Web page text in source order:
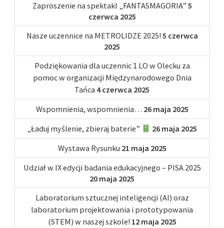
Zaproszenie na spektakl „FANTASMAGORIA” 5
czerwca 2025
Nasze uczennice na METROLIDZE 2025! 5 czerwca
2025
Podziękowania dla uczennic 1 LO w Olecku za
pomoc w organizacji Międzynarodowego Dnia
Tańca 4 czerwca 2025
Wspomnienia, wspomnienia… 26 maja 2025
„Ładuj myślenie, zbieraj baterie”
26 maja 2025
Wystawa Rysunku 21 maja 2025
Udział w IX edycji badania edukacyjnego – PISA 2025
20 maja 2025
Laboratorium sztucznej inteligencji (AI) oraz
laboratorium projektowania i prototypowania
(STEM) w naszej szkole! 12 maja 2025